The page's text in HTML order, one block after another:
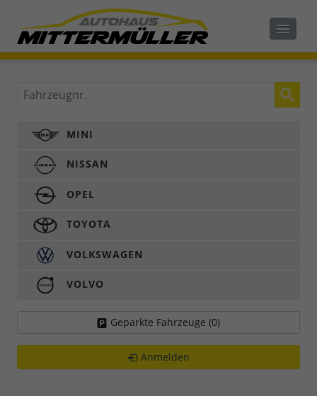
Fahrzeugnr.
MINI
NISSAN
OPEL
TOYOTA
VOLKSWAGEN
VOLVO
Geparkte Fahrzeuge (0)
Anmelden